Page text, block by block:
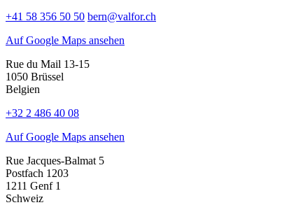
+41 58 356 50 50 bern@valfor.ch
Auf Google Maps ansehen
Rue du Mail 13-15
1050 Brüssel
Belgien
+32 2 486 40 08
Auf Google Maps ansehen
Rue Jacques-Balmat 5
Postfach 1203
1211 Genf 1
Schweiz